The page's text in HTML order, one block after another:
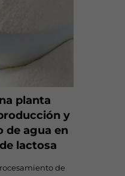
planta
y
de agua en
lactosa
de